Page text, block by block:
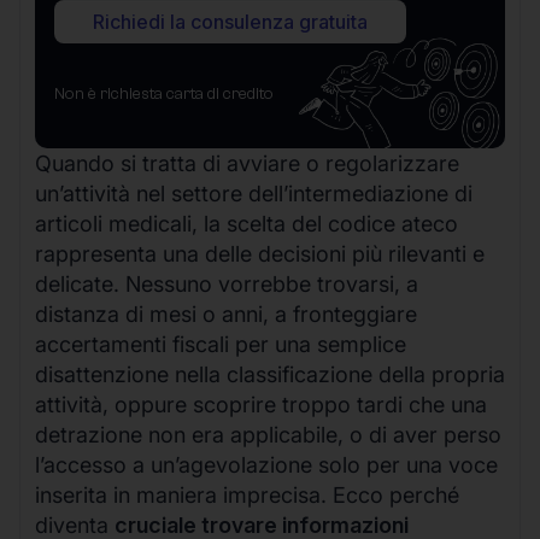
Richiedi la consulenza gratuita
Non è richiesta carta di credito
Quando si tratta di avviare o regolarizzare
un’attività nel settore dell’intermediazione di
articoli medicali, la scelta del codice ateco
rappresenta una delle decisioni più rilevanti e
delicate. Nessuno vorrebbe trovarsi, a
distanza di mesi o anni, a fronteggiare
accertamenti fiscali per una semplice
disattenzione nella classificazione della propria
attività, oppure scoprire troppo tardi che una
detrazione non era applicabile, o di aver perso
l’accesso a un’agevolazione solo per una voce
inserita in maniera imprecisa. Ecco perché
diventa cruciale trovare informazioni